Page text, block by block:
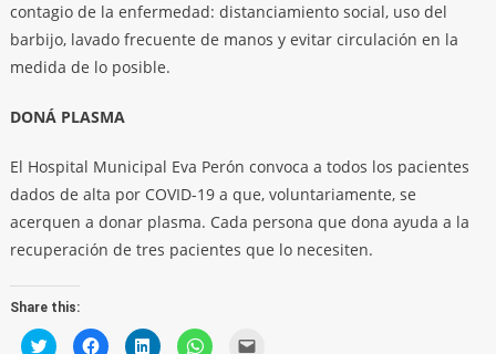
contagio de la enfermedad: distanciamiento social, uso del
barbijo, lavado frecuente de manos y evitar circulación en la
medida de lo posible.
DONÁ PLASMA
El Hospital Municipal Eva Perón convoca a todos los pacientes
dados de alta por COVID-19 a que, voluntariamente, se
acerquen a donar plasma. Cada persona que dona ayuda a la
recuperación de tres pacientes que lo necesiten.
Share this:
Click Click Click Click